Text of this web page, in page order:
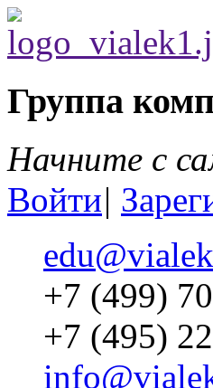
Группа
Начните с
Войти|
+7 (499)
+7 (495)